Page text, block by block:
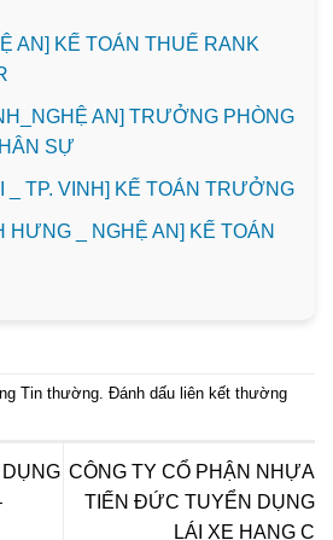
AN] KẾ TOÁN THUẾ RANK
AN] TRƯỞNG PHÒNG
SỰ
_ TP. VINH] KẾ TOÁN TRƯỞNG
HƯNG _ NGHỆ AN] KẾ TOÁN
Tin thường. Đánh dấu liên kết thường
CÔNG TY CỔ PHẬN NHỰA
TIẾN ĐỨC TUYỂN DỤNG
LÁI XE HẠNG C